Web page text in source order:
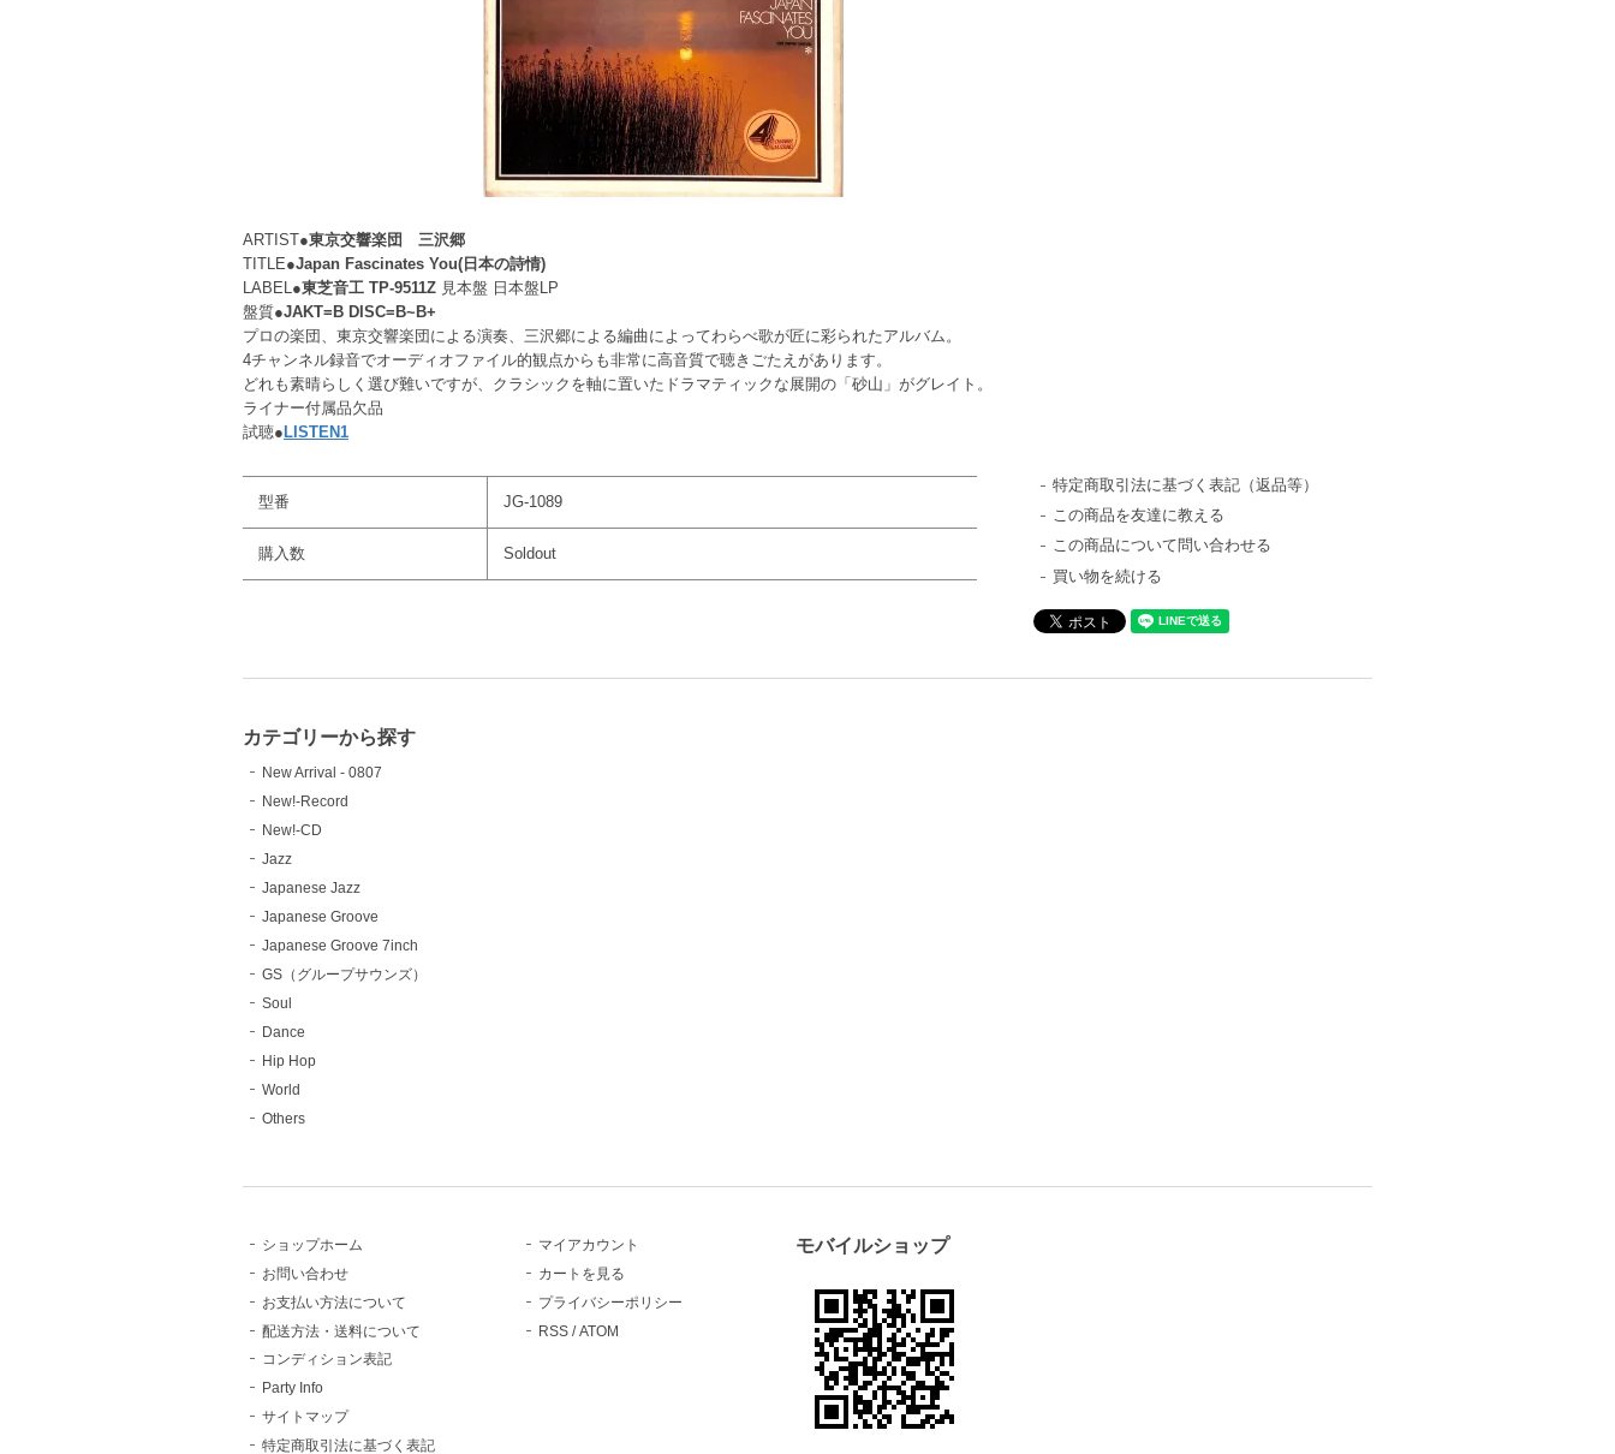
ARTIST●東京交響楽団 三沢郷
TITLE●Japan Fascinates You(日本の詩情)
LABEL●東芝音工 TP-9511Z 見本盤 日本盤LP
盤質●JAKT=B DISC=B~B+
プロの楽団、東京交響楽団による演奏、三沢郷による編曲によってわらべ歌が匠に彩られたアルバム。
4チャンネル録音でオーディオファイル的観点からも非常に高音質で聴きごたえがあります。
どれも素晴らしく選び難いですが、クラシックを軸に置いたドラマティックな展開の「砂山」がグレイト。
ライナー付属品欠品
試聴● LISTEN1
型番 JG-1089
購入数 Soldout
特定商取引法に基づく表記（返品等）
この商品を友達に教える
この商品について問い合わせる
買い物を続ける
カテゴリーから探す
New Arrival - 0807
New!-Record
New!-CD
Jazz
Japanese Jazz
Japanese Groove
Japanese Groove 7inch
GS（グループサウンズ）
Soul
Dance
Hip Hop
World
Others
ショップホーム
お問い合わせ
お支払い方法について
配送方法・送料について
コンディション表記
Party Info
サイトマップ
特定商取引法に基づく表記
マイアカウント
カートを見る
プライバシーポリシー
RSS /ATOM
モバイルショップ